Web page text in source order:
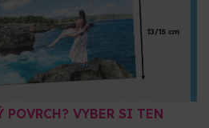
POVRCH? VYBER SI TEN